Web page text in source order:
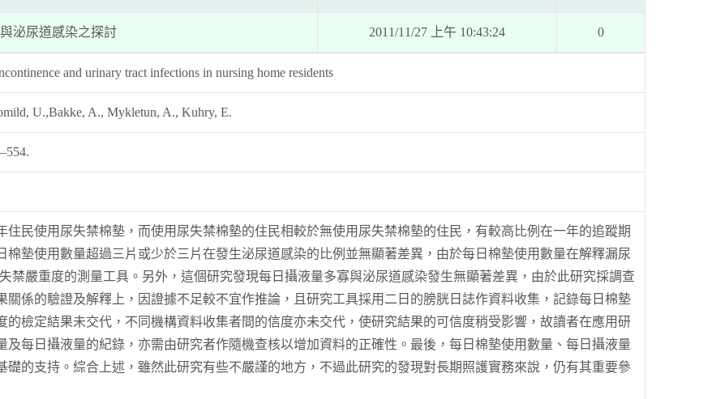
泌尿道感染之探討 2011/11/27 上午 10:43:24 0
and urinary tract infections in nursing home residents
U.,Bakke, A., Mykletun, A., Kuhry, E.
使用尿失禁棉墊，而使用尿失禁棉墊的住民相較於無使用尿失禁棉墊的住民，有較高比例在一年的追蹤期
棉墊使用數量超過三片或少於三片在發生泌尿道感染的比例並無顯著差異，由於每日棉墊使用數量在解釋漏尿
禁嚴重度的測量工具。另外，這個研究發現每日攝液量多寡與泌尿道感染發生無顯著差異，由於此研究採調查
關係的驗證及解釋上，因證據不足較不宜作推論，且研究工具採用二日的膀胱日誌作資料收集，記錄每日棉墊
的檢定結果未交代，不同機構資料收集者間的信度亦未交代，使研究結果的可信度稍受影響，故讀者在應用研
及每日攝液量的紀錄，亦需由研究者作隨機查核以增加資料的正確性。最後，每日棉墊使用數量、每日攝液量
礎的支持。綜合上述，雖然此研究有些不嚴謹的地方，不過此研究的發現對長期照護實務來說，仍有其重要參